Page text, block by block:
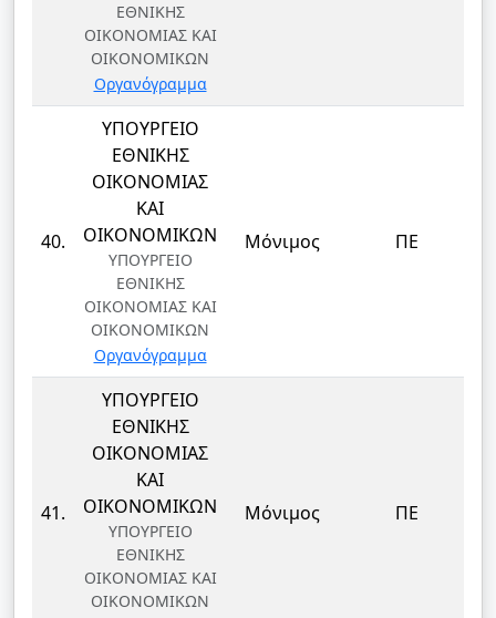
ΕΘΝΙΚΗΣ
ΟΙΚΟΝΟΜΙΑΣ ΚΑΙ
ΟΙΚΟΝΟΜΙΚΩΝ
Οργανόγραμμα
40.
ΥΠΟΥΡΓΕΙΟ
ΕΘΝΙΚΗΣ
ΟΙΚΟΝΟΜΙΑΣ
ΚΑΙ
ΟΙΚΟΝΟΜΙΚΩΝ
ΥΠΟΥΡΓΕΙΟ
ΕΘΝΙΚΗΣ
ΟΙΚΟΝΟΜΙΑΣ ΚΑΙ
ΟΙΚΟΝΟΜΙΚΩΝ
Οργανόγραμμα
Μόνιμος ΠΕ
41.
ΥΠΟΥΡΓΕΙΟ
ΕΘΝΙΚΗΣ
ΟΙΚΟΝΟΜΙΑΣ
ΚΑΙ
ΟΙΚΟΝΟΜΙΚΩΝ
ΥΠΟΥΡΓΕΙΟ
ΕΘΝΙΚΗΣ
ΟΙΚΟΝΟΜΙΑΣ ΚΑΙ
ΟΙΚΟΝΟΜΙΚΩΝ
Μόνιμος ΠΕ